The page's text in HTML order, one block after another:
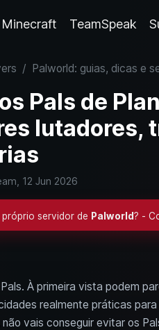
Minecraft TeamSpeak
/ Palworld: guias, dicas e
Pals de
lutadores,
12 Jun 2026
servidor de Palworld? -
À primeira vista podem
realmente práticas
vais conseguir evitar os